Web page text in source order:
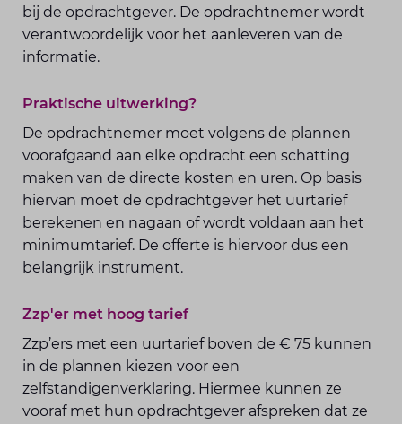
bij de opdrachtgever. De opdrachtnemer wordt
verantwoordelijk voor het aanleveren van de
informatie.
Praktische uitwerking?
De opdrachtnemer moet volgens de plannen
voorafgaand aan elke opdracht een schatting
maken van de directe kosten en uren. Op basis
hiervan moet de opdrachtgever het uurtarief
berekenen en nagaan of wordt voldaan aan het
minimumtarief. De offerte is hiervoor dus een
belangrijk instrument.
Zzp'er met hoog tarief
Zzp’ers met een uurtarief boven de € 75 kunnen
in de plannen kiezen voor een
zelfstandigenverklaring. Hiermee kunnen ze
vooraf met hun opdrachtgever afspreken dat ze